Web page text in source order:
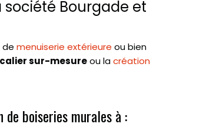
Bourgade et
de menuiserie extérieure ou bien
sur-mesureou lacréation
de boiseries murales à :